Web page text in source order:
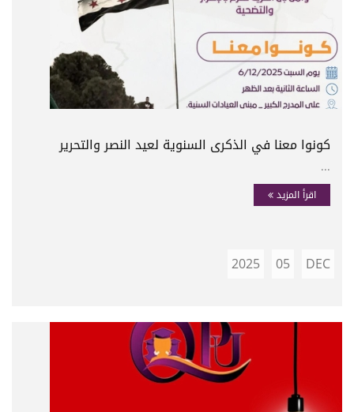
كونوا معنا في الذكرى السنوية لعيد النصر والتحرير
...
اقرأ المزيد
DEC
05
2025